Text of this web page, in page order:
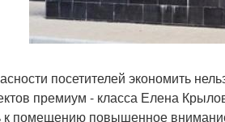
посетителей экономить
премиум - класса Елена
к помещению повышенное